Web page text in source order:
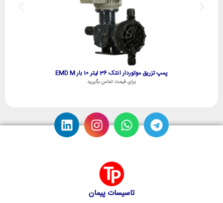
پمپ تزریق موتوردار آنتک 36 لیتر 10 بار EMD M
برای قیمت تماس بگیرید
تاسیسات پیمان